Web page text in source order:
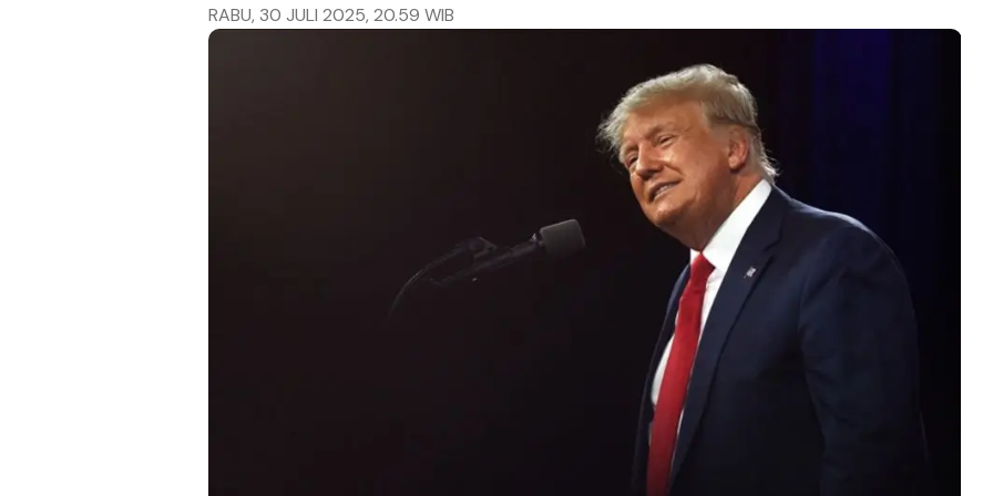
RABU, 30 JULI 2025, 20.59 WIB